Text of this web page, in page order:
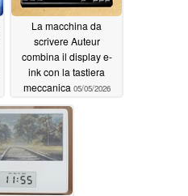
La macchina da
scrivere Auteur
combina il display e-
ink con la tastiera
meccanica 05/05/2026